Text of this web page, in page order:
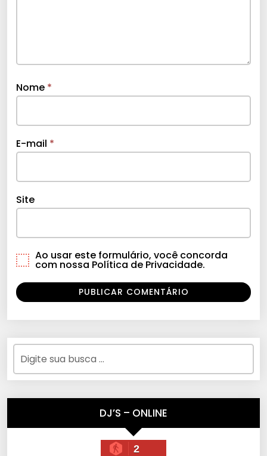
Nome *
E-mail *
Site
Ao usar este formulário, você concorda
com nossa Política de Privacidade.
DJ’S – ONLINE
2